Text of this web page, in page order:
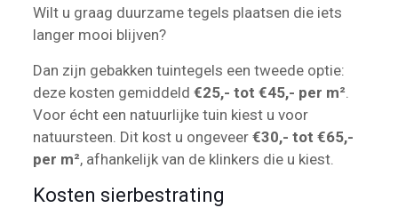
Wilt u graag duurzame tegels plaatsen die iets
langer mooi blijven?
Dan zijn gebakken tuintegels een tweede optie:
deze kosten gemiddeld €25,- tot €45,- per m².
Voor écht een natuurlijke tuin kiest u voor
natuursteen. Dit kost u ongeveer €30,- tot €65,-
per m², afhankelijk van de klinkers die u kiest.
Kosten sierbestrating